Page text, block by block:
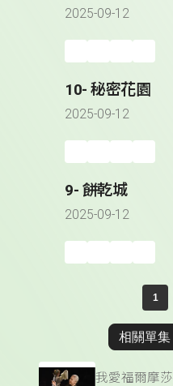
2025-09-12
10- 秘密花園
2025-09-12
9- 餅乾城
2025-09-12
1
相關單集
我愛福爾摩莎